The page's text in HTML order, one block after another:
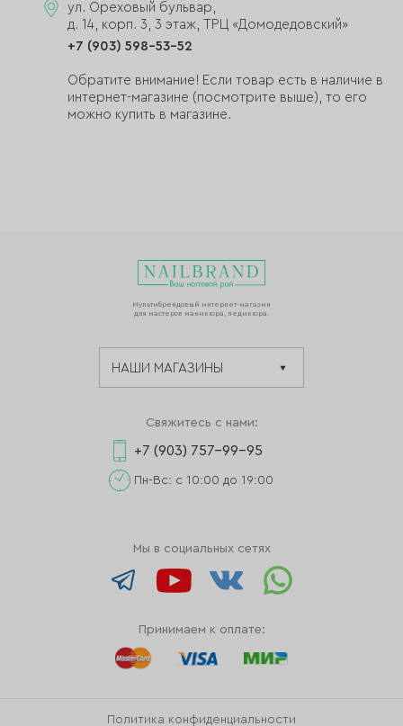
ул. Ореховый бульвар,
д. 14, корп. 3, 3 этаж, ТРЦ «Домодедовский»
+7 (903) 598-53-52
Обратите внимание! Если товар есть в наличие в
интернет-магазине (посмотрите выше), то его
можно купить в магазине.
Мультибрендовый интернет-магазин
для мастеров маникюра, педикюра.
Свяжитесь с нами:
+7 (903) 757-99-95
Пн-Вс: с 10:00 до 19:00
Мы в социальных сетях
Принимаем к оплате:
Политика конфиденциальности